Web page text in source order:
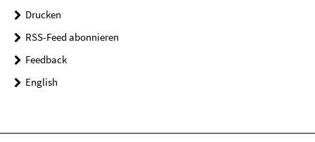
Drucken
RSS-Feed abonnieren
Feedback
English